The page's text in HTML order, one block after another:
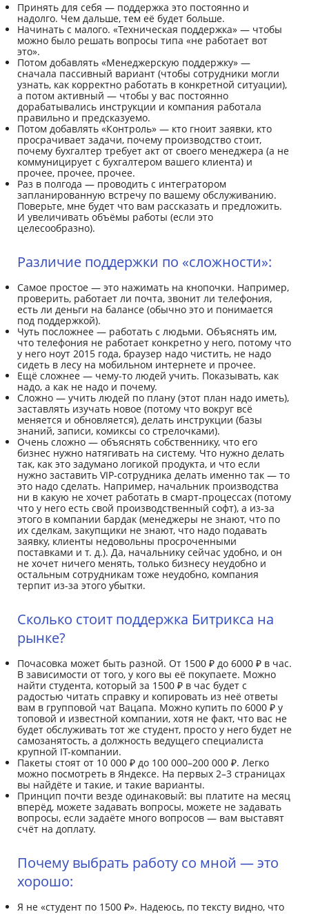
Принять для себя — поддержка это постоянно и
надолго. Чем дальше, тем её будет больше.
Начинать с малого. «Техническая поддержка» — чтобы
можно было решать вопросы типа «не работает вот
это».
Потом добавлять «Менеджерскую поддержку» —
сначала пассивный вариант (чтобы сотрудники могли
узнать, как корректно работать в конкретной ситуации),
а потом активный — чтобы у вас постоянно
дорабатывались инструкции и компания работала
правильно и предсказуемо.
Потом добавлять «Контроль» — кто гноит заявки, кто
просрачивает задачи, почему производство стоит,
почему бухгалтер требует акт от своего менеджера (а не
коммуницирует с бухгалтером вашего клиента) и
прочее, прочее, прочее.
Раз в полгода — проводить с интегратором
запланированную встречу по вашему обслуживанию.
Поверьте, мне будет что вам рассказать и предложить.
И увеличивать объёмы работы (если это
целесообразно).
Различие поддержки по «сложности»:
Самое простое — это нажимать на кнопочки. Например,
проверить, работает ли почта, звонит ли телефония,
есть ли деньги на балансе (обычно это и понимается
под поддержкой).
Чуть посложнее — работать с людьми. Объяснять им,
что телефония не работает конкретно у него, потому что
у него ноут 2015 года, браузер надо чистить, не надо
сидеть в лесу на мобильном интернете и прочее.
Ещё сложнее — чему-то людей учить. Показывать, как
надо, а как не надо и почему.
Сложно — учить людей по плану (этот план надо иметь),
заставлять изучать новое (потому что вокруг всё
меняется и обновляется), делать инструкции (базы
знаний, записи, комиксы со стрелочками).
Очень сложно — объяснять собственнику, что его
бизнес нужно натягивать на систему. Что нужно делать
так, как это задумано логикой продукта, и что если
нужно заставить VIP-сотрудника делать именно так — то
это надо сделать. Например, начальник производства
ни в какую не хочет работать в смарт-процессах (потому
что у него есть свой производственный софт), а из-за
этого в компании бардак (менеджеры не знают, что по
их сделкам, закупщики не знают, что надо подавать
заявку, клиенты недовольны просроченными
поставками и т. д.). Да, начальнику сейчас удобно, и он
не хочет ничего менять, только бизнесу неудобно и
остальным сотрудникам тоже неудобно, компания
терпит из-за этого убытки.
Сколько стоит поддержка Битрикса на
рынке?
Почасовка может быть разной. От 1500 ₽ до 6000 ₽ в час.
В зависимости от того, у кого вы её покупаете. Можно
найти студента, который за 1500 ₽ в час будет с
радостью читать справку и копировать из неё ответы
вам в групповой чат Вацапа. Можно купить по 6000 ₽ у
топовой и известной компании, хотя не факт, что вас не
будет обслуживать тот же студент, просто у него будет не
самозанятость, а должность ведущего специалиста
крупной IT-компании.
Пакеты стоят от 10 000 ₽ до 100 000–200 000 ₽. Легко
можно посмотреть в Яндексе. На первых 2–3 страницах
вы найдёте и такие, и такие варианты.
Принцип почти везде одинаковый: вы платите на месяц
вперёд, можете задавать вопросы, можете не задавать
вопросы, если задаёте много вопросов — вам выставят
счёт на доплату.
Почему выбрать работу со мной — это
хорошо:
Я не «студент по 1500 ₽». Надеюсь, по тексту видно, что